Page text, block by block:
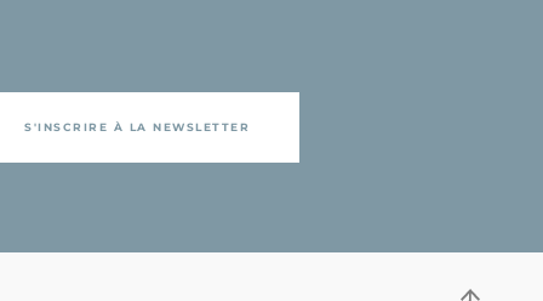
S'INSCRIRE À LA NEWSLETTER